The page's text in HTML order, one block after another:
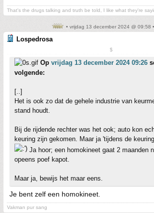
That's the drugs talking and truth be told, I like what they're
• vrijdag 13 december 2024 @ 09:58
Lospedrosa
$
Op vrijdag 13 december 2024 09:26
volgende:
[..]
Het is ook zo dat de gehele industrie van
stand houdt.
Bij de rijdende rechter was het ook; auto kon
keuring zijn gekomen. Maar ja 'tijdens de
Ja hoor; een homokineet gaat 2 maanden
opeens poef kapot.
Maar ja, bewijs het maar eens.
Je bent zelf een homokineet.
Vakman pur sang